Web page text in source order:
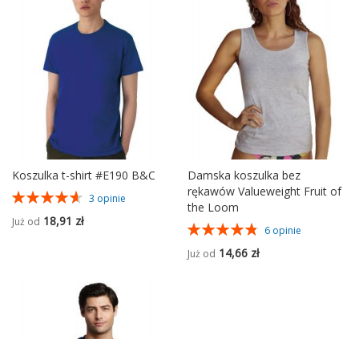
Koszulka t-shirt #E190 B&C
Ocena:
3 opinie
Już od 18,91 zł
Damska koszulka bez
rękawów Valueweight Fruit of
the Loom
Ocena:
6 opinie
Już od 14,66 zł